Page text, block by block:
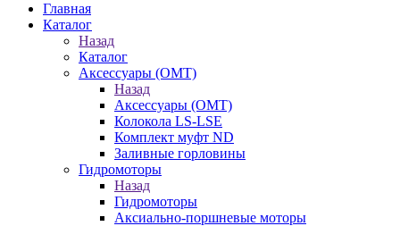
Главная
Каталог
Назад
Каталог
Аксессуары (OMT)
Назад
Аксессуары (OMT)
Колокола LS-LSE
Комплект муфт ND
Заливные горловины
Гидромоторы
Назад
Гидромоторы
Аксиально-поршневые моторы